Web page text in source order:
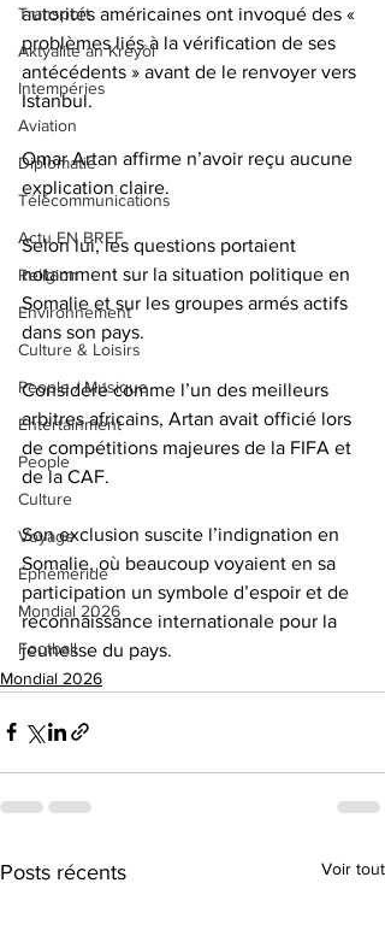
Transport
Aktyalite an Kreyòl
Intempéries
Aviation
Diplomatie
Télécommunications
Actu EN BREF
Religion
Environnement
Culture & Loisirs
People / Musique
Entertainment
People
Culture
Voyage
Éphéméride
Mondial 2026
Football
autorités américaines ont invoqué des «
problèmes liés à la vérification de ses
antécédents » avant de le renvoyer vers
Istanbul.
Omar Artan affirme n’avoir reçu aucune
explication claire.
Selon lui, les questions portaient
notamment sur la situation politique en
Somalie et sur les groupes armés actifs
dans son pays.
Considéré comme l’un des meilleurs
arbitres africains, Artan avait officié lors
de compétitions majeures de la FIFA et
de la CAF.
Son exclusion suscite l’indignation en
Somalie, où beaucoup voyaient en sa
participation un symbole d’espoir et de
reconnaissance internationale pour la
jeunesse du pays.
Mondial 2026
Posts récents Voir tout